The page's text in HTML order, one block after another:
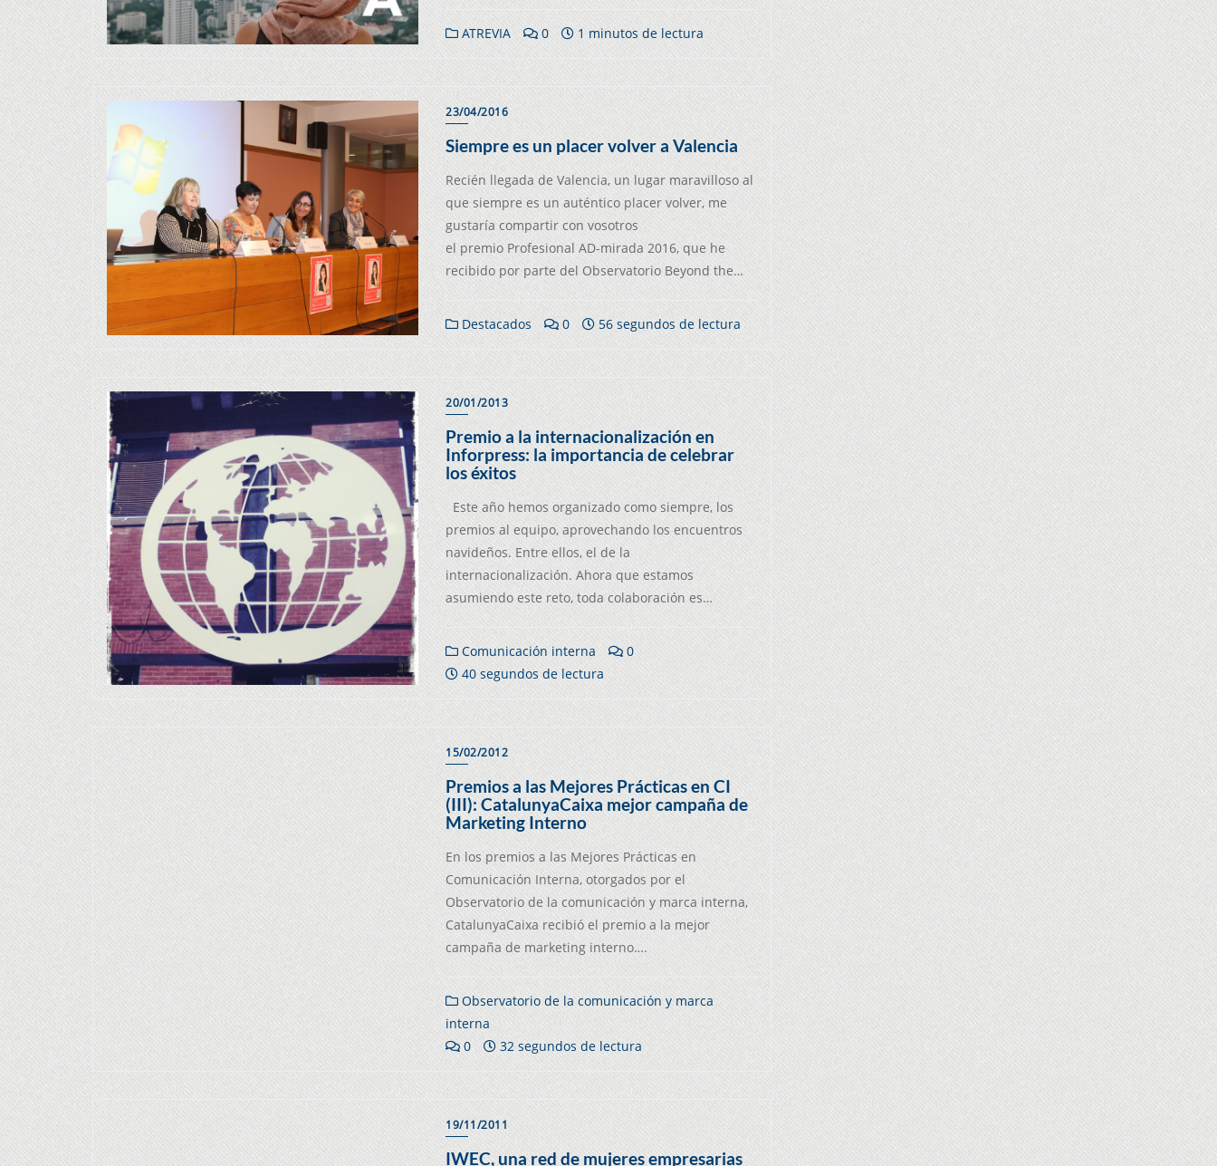
ATREVIA 0 1 minutos de lectura
23/04/2016
Siempre es un placer volver a Valencia
Recién llegada de Valencia, un lugar maravilloso al
que siempre es un auténtico placer volver, me
gustaría compartir con vosotros
el premio Profesional AD-mirada 2016, que he
recibido por parte del Observatorio Beyond the…
Destacados 0 56 segundos de lectura
20/01/2013
Premio a la internacionalización en
Inforpress: la importancia de celebrar
los éxitos
Este año hemos organizado como siempre, los
premios al equipo, aprovechando los encuentros
navideños. Entre ellos, el de la
internacionalización. Ahora que estamos
asumiendo este reto, toda colaboración es…
Comunicación interna
0
40 segundos de lectura
15/02/2012
Premios a las Mejores Prácticas en CI
(III): CatalunyaCaixa mejor campaña de
Marketing Interno
En los premios a las Mejores Prácticas en
Comunicación Interna, otorgados por el
Observatorio de la comunicación y marca interna,
CatalunyaCaixa recibió el premio a la mejor
campaña de marketing interno….
Observatorio de la comunicación y marca
interna
0
32 segundos de lectura
19/11/2011
IWEC, una red de mujeres empresarias